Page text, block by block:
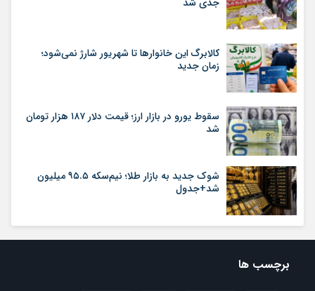
کالابرگ این خانوارها تا شهریور شارژ نمی‌شود؛
زمان جدید
سقوط یورو در بازار ارز؛ قیمت دلار ۱۸۷ هزار تومان
شد
شوک جدید به بازار طلا؛ نیم‌سکه ۹۵.۵ میلیون
شد+جدول
برچسب ها